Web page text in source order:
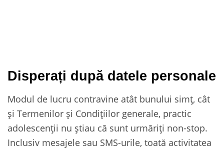
Disperați după datele personale
Modul de lucru contravine atât bunului simț, cât
și Termenilor și Condițiilor generale, practic
adolescenții nu știau că sunt urmăriți non-stop.
Inclusiv mesajele sau SMS-urile, toată activitatea